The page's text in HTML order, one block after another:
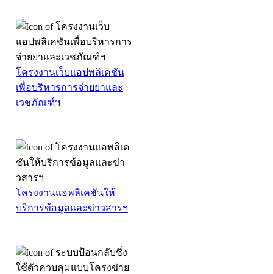
โครงงานเว็บแอปพลิเคชัน
เพื่อบริหารการจ่ายยาและ
เวชภัณฑ์ฯ
โครงงานแอพลิเคชันให้
บริการข้อมูลและข่าวสารฯ